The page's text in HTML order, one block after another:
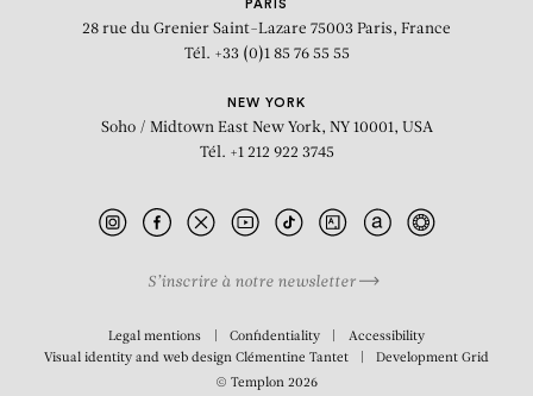
PARIS
28 rue du Grenier Saint-Lazare 75003 Paris, France
Tél. +33 (0)1 85 76 55 55
NEW YORK
Soho / Midtown East New York, NY 10001, USA
Tél. +1 212 922 3745
S’inscrire à notre newsletter
Legal mentions Confidentiality
Accessibility
Visual identity and web design Clémentine Tantet DevelopmentGrid
© Templon 2026